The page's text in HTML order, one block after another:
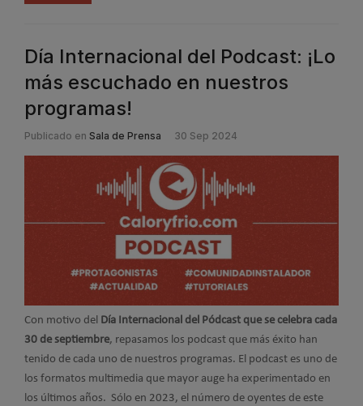
Día Internacional del Podcast: ¡Lo
más escuchado en nuestros
programas!
Publicado en Sala de Prensa 30 Sep 2024
Con motivo del Día Internacional del Pódcast que se celebra cada
30 de septiembre, repasamos los podcast que más éxito han
tenido de cada uno de nuestros programas. El podcast es uno de
los formatos multimedia que mayor auge ha experimentado en
los últimos años. Sólo en 2023, el número de oyentes de este